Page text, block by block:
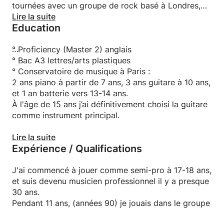
Je me réjouis de vous rencontrer et de partager
avec vous ma passion de la guitare.
Les cours peuvent être aussi donnés en anglais.
N'hésitez à me laisser un message pour plus de
renseignements, je me ferais plaisir de vous
répondre!
tournées avec un groupe de rock basé à Londres,
UK, dont j'étais l'auteur-compositeur principal.
parallèlement à mes projets musicaux, et j'ai
découvert un plaisir et une motivation nouvelle.
C'est devenu mon activité principale depuis 5 ans.
Partager mon expérience, transmettre ma passion
pour la guitare, s'est révélé comme l'évolution
naturelle et logique dans la continuité de mon
Depuis cette reconversion j'ai beaucoup appris.
De par mon expérience de musicien, je possède les
connaissances théoriques nécessaires à l’application
d’un enseignement musical complet.
Mais en pratique, face à des apprenti-guitaristes de
Lire la suite
Education
° Proficiency (Master 2) anglais
° Bac A3 lettres/arts plastiques
° Conservatoire de musique à Paris :
2 ans piano à partir de 7 ans, 3 ans guitare à 10 ans,
et 1 an batterie vers 13-14 ans.
À l'âge de 15 ans j’ai définitivement choisi la guitare
comme instrument principal.
Ayant grandi dans un environnement musical
permanent, favorable à l'apprentissage et la
professionnels) j’ai continué ma formation de
manière autodidacte.
Lire la suite
Expérience / Qualifications
J'ai commencé à jouer comme semi-pro à 17-18 ans,
et suis devenu musicien professionnel il y a presque
30 ans.
Pendant 11 ans, (années 90) je jouais dans le groupe